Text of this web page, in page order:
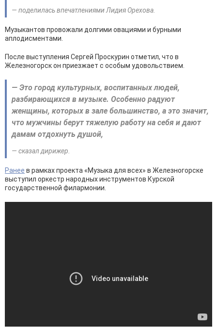
— поделилась впечатлениями Лидия Орехова.
Музыкантов провожали долгими овациями и бурными
аплодисментами.
После выступления Сергей Проскурин отметил, что в
Железногорск он приезжает с особым удовольствием.
— Это город культурных, воспитанных людей,
разбирающихся в музыке. Особенно радуют
женщины, которых в зале большинство, а это значит,
что мужчины берут тяжелую работу на себя и дают
дамам отдохнуть душой,
— сказал дирижер.
Ранее в рамках проекта «Музыка для всех» в Железногорске
выступил оркестр народных инструментов Курской
государственной филармонии.